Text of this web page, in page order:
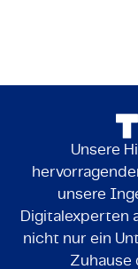
Unsere
unsere
Digitalexperten
nicht nur ein
Zuhause